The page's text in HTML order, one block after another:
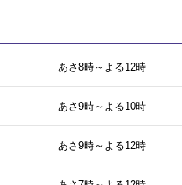
あさ8時～よる12時
あさ9時～よる10時
あさ9時～よる12時